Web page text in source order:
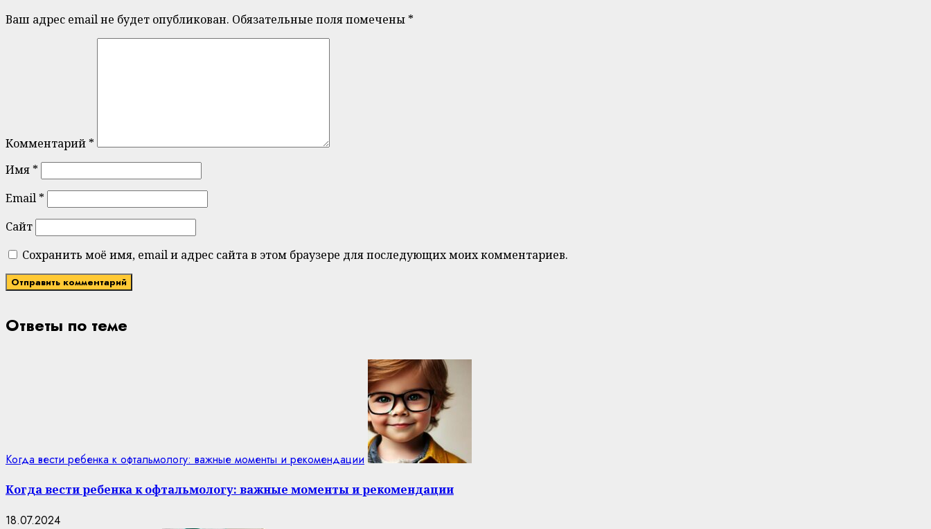
Ваш адрес email не будет опубликован. Обязательные поля помечены *
Комментарий *
Имя *
Email *
Сайт
Сохранить моё имя, email и адрес сайта в этом браузере для последующих моих комментариев.
Ответы по теме
Когда вести ребенка к офтальмологу: важные моменты и рекомендации
Когда вести ребенка к офтальмологу: важные моменты и рекомендации
18.07.2024